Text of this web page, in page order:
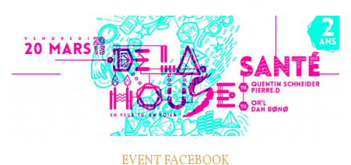
EVENT FACEBOOK